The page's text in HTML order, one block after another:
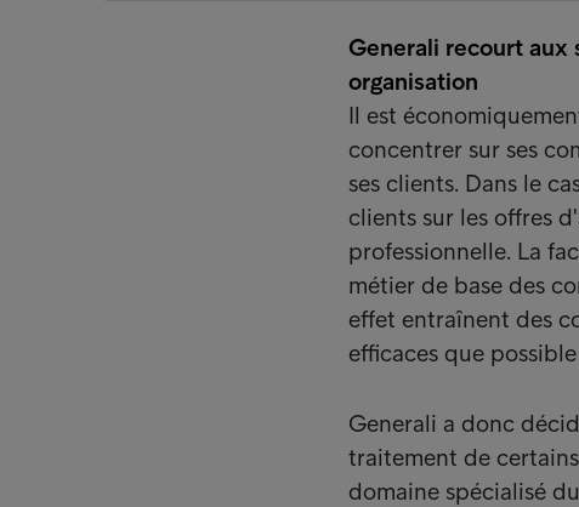
Generali recourt aux
organisation
Il est
concentrer sur ses
ses clients. Dans le
clients sur les offres
professionnelle. La
métier de base des
effet entraînent des
efficaces que
Generali a donc
traitement de
domaine spécialisé